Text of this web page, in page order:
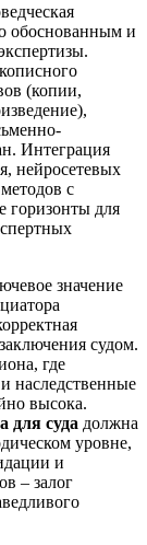
обоснованным и
(копии,
Интеграция
нейросетевых
с
горизонты для
значение
судом.
где
наследственные
высока.
для суда должна
уровне,
и
– залог